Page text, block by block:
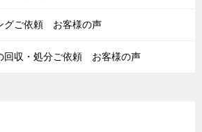
グご依頼 お客様の声
回収・処分ご依頼 お客様の声